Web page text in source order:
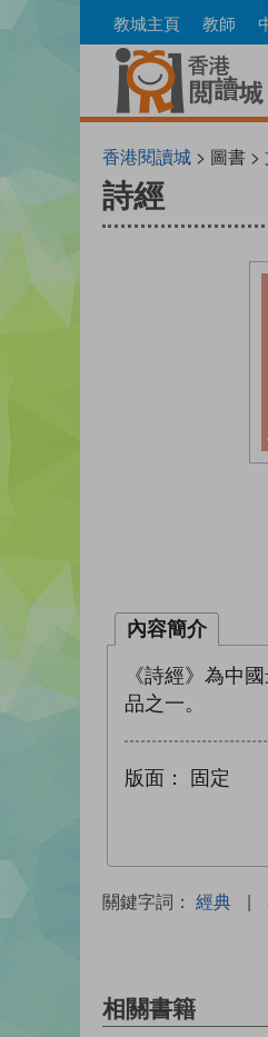
to
教城主頁 教師
香港閱讀城 > 圖書 >
詩經
內容簡介
《詩經》為中
品之一。
版面： 固定
關鍵字詞： 經典 |
相關書籍